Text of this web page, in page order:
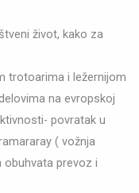
život, kako za
trotoarima i ležernijom
na evropskoj
povratak u
( vožnja
prevoz i